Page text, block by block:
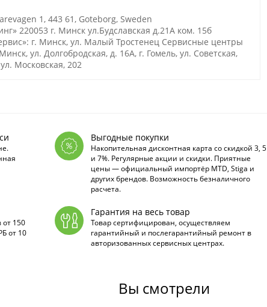
1, 443 61, Goteborg, Sweden
220053 г. Минск ул.Будславская д.21А ком. 15б
г. Минск, ул. Малый Тростенец Сервисные центры
ул. Долгобродская, д. 16А, г. Гомель, ул. Советская,
Московская, 202
Выгодные покупки
Накопительная дисконтная карта со скидкой 3, 5
и 7%. Регулярные акции и скидки. Приятные
цены — официальный импортёр MTD, Stiga и
других брендов. Возможность безналичного
расчета.
от 150
от 10
Гарантия на весь товар
Товар сертифицирован, осуществляем
гарантийный и послегарантийный ремонт в
авторизованных сервисных центрах.
Вы смотрели